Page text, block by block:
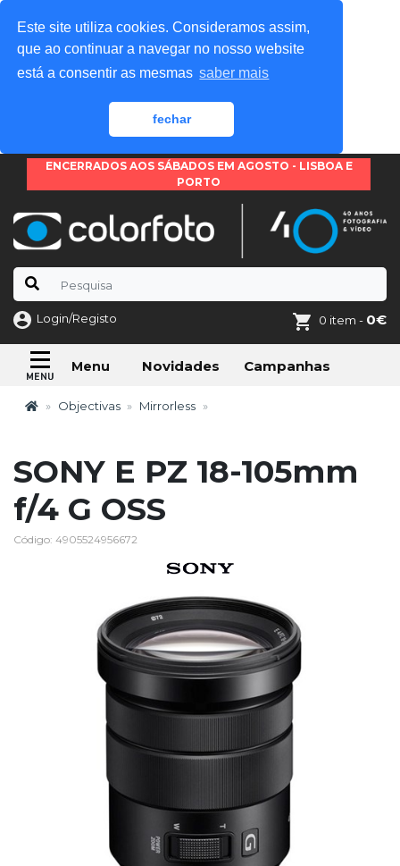
Este site utiliza cookies. Consideramos assim,
que ao continuar a navegar no nosso website
está a consentir as mesmas saber mais
fechar
ENCERRADOS AOS SÁBADOS EM AGOSTO - LISBOA E
PORTO
Login/Registo 0 item - 0€
Menu Novidades Campanhas
Objectivas Mirrorless
SONY E PZ 18-105mm
f/4 G OSS
Código: 4905524956672